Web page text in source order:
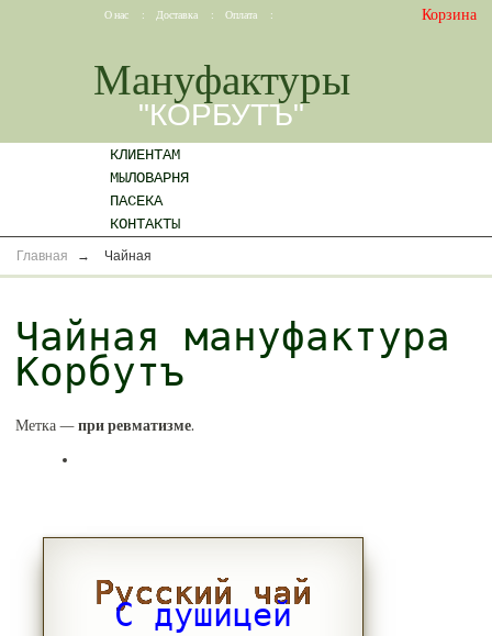
О нас : Доставка : Оплата : Корзина
Мануфактуры
"КОРБУТЪ"
КЛИЕНТАМ
МЫЛОВАРНЯ
ПАСЕКА
КОНТАКТЫ
Главная → Чайная
Чайная мануфактура
Корбутъ
Метка —при ревматизме.
Русский чай
С душицей